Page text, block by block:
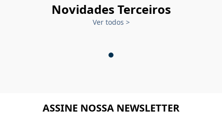
Novidades Terceiros
Ver todos >
ASSINE NOSSA NEWSLETTER